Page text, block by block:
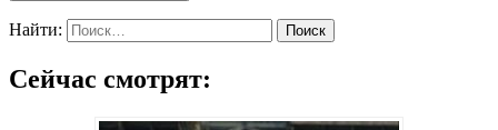
Найти:
Сейчас смотрят: